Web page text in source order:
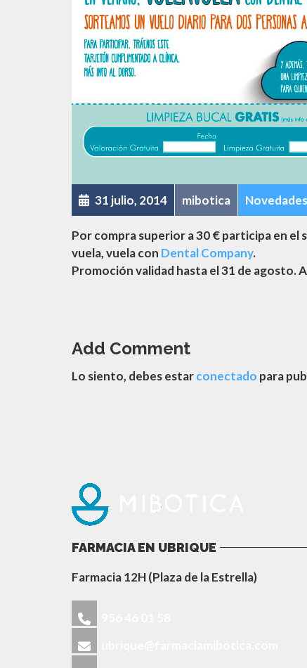
31 julio, 2014 mibotica Novedades
Por compra superior a 30 € participa en el
vuela, vuela con Dental Company.
Promoción validad hasta el 31 de
Add Comment
Lo siento, debes estarconectado para
FARMACIA EN UBRIQUE
Farmacia 12H (Plaza de la Estrella)